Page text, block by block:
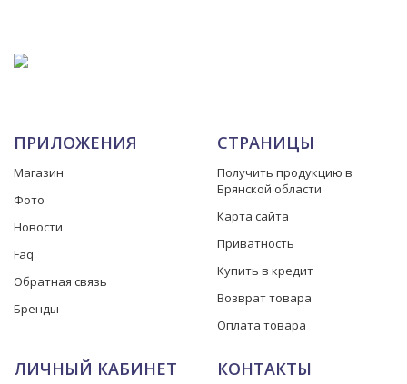
ПРИЛОЖЕНИЯ
Магазин
Фото
Новости
Faq
Обратная связь
Бренды
СТРАНИЦЫ
Получить продукцию в
Брянской области
Карта сайта
Приватность
Купить в кредит
Возврат товара
Оплата товара
ЛИЧНЫЙ КАБИНЕТ КОНТАКТЫ